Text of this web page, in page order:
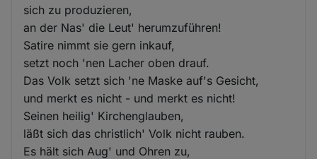
sich zu produzieren,
an der Nas' die Leut' herumzuführen!
Satire nimmt sie gern inkauf,
setzt noch 'nen Lacher oben drauf.
Das Volk setzt sich 'ne Maske auf's Gesicht,
und merkt es nicht - und merkt es nicht!
Seinen heilig' Kirchenglauben,
läßt sich das christlich' Volk nicht rauben.
Es hält sich Aug' und Ohren zu,